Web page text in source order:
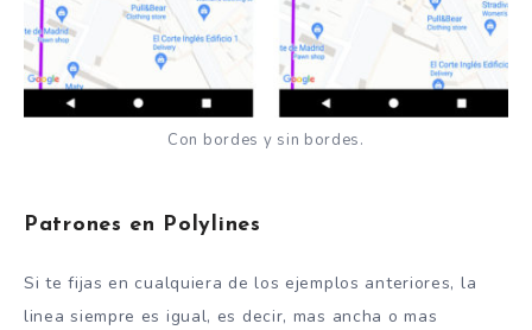
Con bordes y sin bordes.
Patrones en Polylines
Si te fijas en cualquiera de los ejemplos anteriores, la
linea siempre es igual, es decir, mas ancha o mas